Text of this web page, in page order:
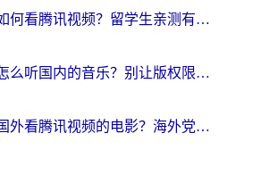
在国外如何看腾讯视频？留学生亲测有效的回国加速方案
在国外怎么听国内的音乐？别让版权限制断了你的华语歌单
怎么在国外看腾讯视频的电影？海外党亲测有效的回国加速指南